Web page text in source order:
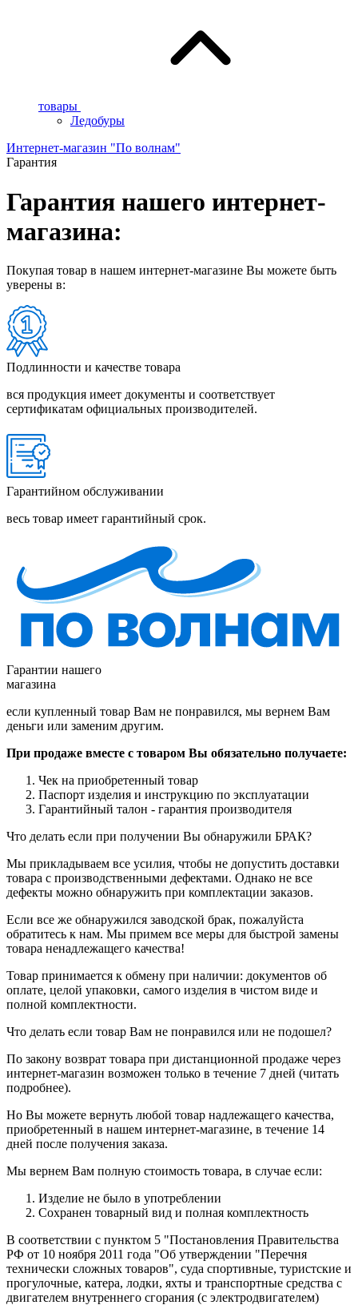
товары
Ледобуры
Интернет-магазин "По волнам"
Гарантия
Гарантия нашего интернет-
магазина:
Покупая товар в нашем интернет-магазине Вы можете быть
уверены в:
Подлинности и качестве товара
вся продукция имеет документы и соответствует
сертификатам официальных производителей.
Гарантийном обслуживании
весь товар имеет гарантийный срок.
Гарантии нашего
магазина
если купленный товар Вам не понравился, мы вернем Вам
деньги или заменим другим.
При продаже вместе с товаром Вы обязательно получаете:
Чек на приобретенный товар
Паспорт изделия и инструкцию по эксплуатации
Гарантийный талон - гарантия производителя
Что делать если при получении Вы обнаружили БРАК?
Мы прикладываем все усилия, чтобы не допустить доставки
товара с производственными дефектами. Однако не все
дефекты можно обнаружить при комплектации заказов.
Если все же обнаружился заводской брак, пожалуйста
обратитесь к нам. Мы примем все меры для быстрой замены
товара ненадлежащего качества!
Товар принимается к обмену при наличии: документов об
оплате, целой упаковки, самого изделия в чистом виде и
полной комплектности.
Что делать если товар Вам не понравился или не подошел?
По закону возврат товара при дистанционной продаже через
интернет-магазин возможен только в течение 7 дней (читать
подробнее).
Но Вы можете вернуть любой товар надлежащего качества,
приобретенный в нашем интернет-магазине, в течение 14
дней после получения заказа.
Мы вернем Вам полную стоимость товара, в случае если:
Изделие не было в употреблении
Сохранен товарный вид и полная комплектность
В соответствии с пунктом 5 "Постановления Правительства
РФ от 10 ноября 2011 года "Об утверждении "Перечня
технически сложных товаров", суда спортивные, туристские и
прогулочные, катера, лодки, яхты и транспортные средства с
двигателем внутреннего сгорания (с электродвигателем)